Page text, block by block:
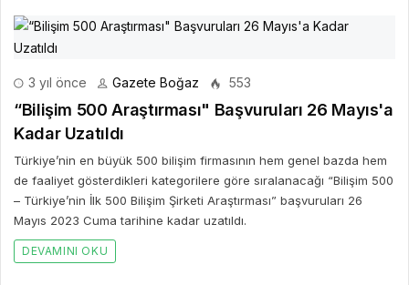
3 yıl önce Gazete Boğaz 553
“Bilişim 500 Araştırması" Başvuruları 26 Mayıs'a
Kadar Uzatıldı
Türkiye’nin en büyük 500 bilişim firmasının hem genel bazda hem
de faaliyet gösterdikleri kategorilere göre sıralanacağı “Bilişim 500
– Türkiye’nin İlk 500 Bilişim Şirketi Araştırması” başvuruları 26
Mayıs 2023 Cuma tarihine kadar uzatıldı.
DEVAMINI OKU